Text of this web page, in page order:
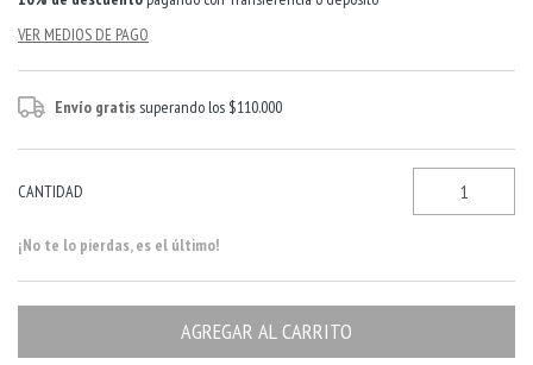
VER MEDIOS DE PAGO
Envío gratissuperando los $110.000
CANTIDAD
¡No te lo pierdas, es el último!